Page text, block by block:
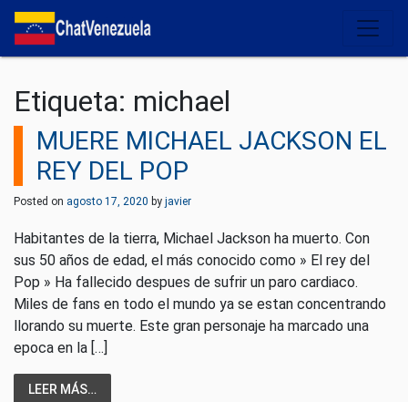
Salir del contenido
Etiqueta: michael
MUERE MICHAEL JACKSON EL
REY DEL POP
Posted on agosto 17, 2020 by javier
Habitantes de la tierra, Michael Jackson ha muerto. Con
sus 50 años de edad, el más conocido como » El rey del
Pop » Ha fallecido despues de sufrir un paro cardiaco.
Miles de fans en todo el mundo ya se estan concentrando
llorando su muerte. Este gran personaje ha marcado una
epoca en la […]
LEER MÁS…